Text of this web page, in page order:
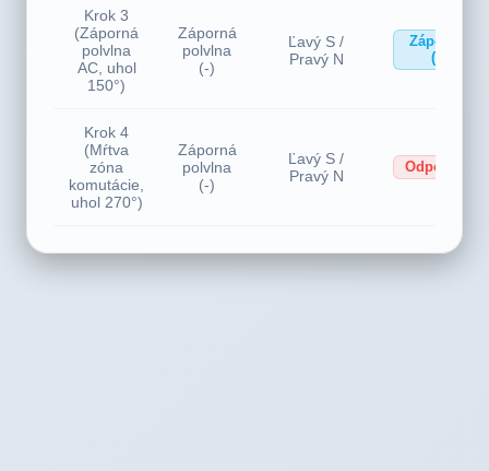
uhol 90°)
Krok 3
(Záporná
150°)
Krok 4
(Mŕtva
uhol 270°)